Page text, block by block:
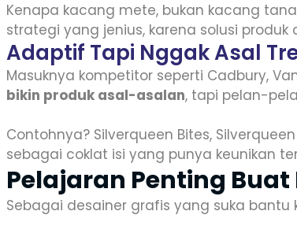
Kenapa kacang mete, bukan kacang
strategi yang jenius, karena solusi produk
Adaptif Tapi Nggak Asal
Masuknya kompetitor seperti Cadbury,
bikin produk asal-asalan, tapi pelan-
Contohnya? Silverqueen Bites,
sebagai coklat isi yang punya keunikan
Pelajaran Penting
Sebagai desainer grafis yang suka bantu